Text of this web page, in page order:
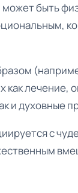
быть
лечение,
и духовные
с